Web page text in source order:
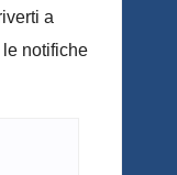
a
notifiche